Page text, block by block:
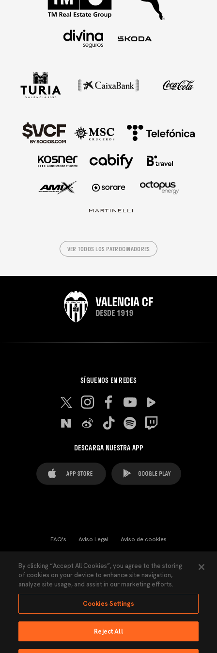
VER TODOS LOS PATROCINADORES
SÍGUENOS EN REDES
DESCARGA NUESTRA APP
FAQ's Aviso Legal Aviso de cookies
Ley Transparencia Política de Privacidad
Accesibilidad
Ninguna parte de esta página puede ser reproducida sin el permiso del Valencia
By clicking “Accept All Cookies”, you agree to the storing
of cookies on your device to enhance site navigation,
analyze site usage, and assist in our marketing efforts.
Cookies Settings
Reject All